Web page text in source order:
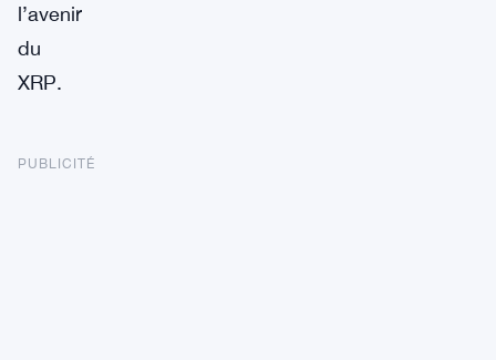
l’avenir
du
XRP.
PUBLICITÉ